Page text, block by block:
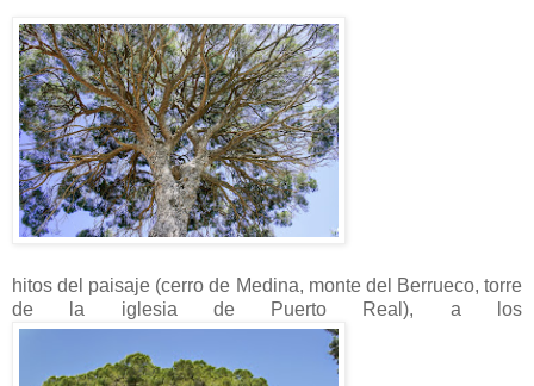
hitos del paisaje (cerro de Medina, monte del Berrueco, torre
de la iglesia de Puerto Real), a los